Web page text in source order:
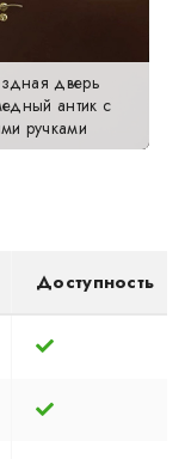
дверь
антик с
ручками
Доступность